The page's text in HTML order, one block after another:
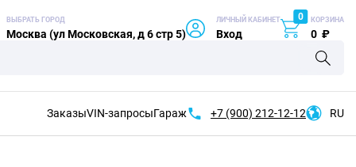
ВЫБРАТЬ ГОРОД
Москва (ул Московская, д 6 стр 5)
ЛИЧНЫЙ КАБИНЕТ
Вход
0 КОРЗИНА
0 ₽
ЗаказыVIN-запросыГараж +7 (900) 212-12-12 RU